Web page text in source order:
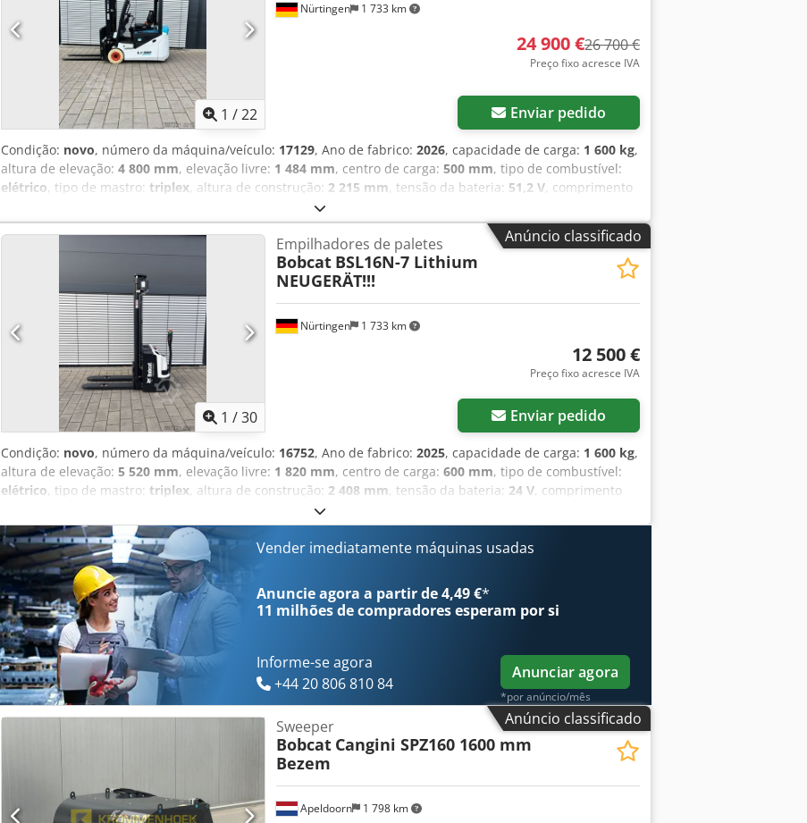
1 /22
Nürtingen 1 733 km
24 900 €26 700 €
Preço fixo acresce IVA
Enviar pedido
Condição: novo, número da máquina/veículo: 17129, Ano de fabrico: 2026, capacidade de carga: 1 600 kg,
altura de elevação: 4 800 mm, elevação livre: 1 484 mm, centro de carga: 500 mm, tipo de combustível:
elétrico, tipo de mastro: triplex, altura de construção: 2 215 mm, tensão da bateria: 51,2 V, comprimento
18x7-8 non marking
non marking, peso total:3 290 kg, 5174830 Número de série: OBA05-000013 Cedszfd Dzopfx Ahlorf
Especificações da bateria: 51,2 V, 277 Ah
Anúncio classificado
1 /30
Nürtingen 1 733 km
Empilhadores de paletes
Bobcat BSL16N-7 Lithium
NEUGERÄT!!!
12 500 €
Preço fixo acresce IVA
Enviar pedido
Condição: novo, número da máquina/veículo: 16752, Ano de fabrico: 2025, capacidade de carga: 1 600 kg,
altura de elevação: 5 520 mm, elevação livre: 1 820 mm, centro de carga: 600 mm, tipo de combustível:
elétrico, tipo de mastro: triplex, altura de construção: 2 408 mm, tensão da bateria: 24 V, comprimento
Tandem
kg, 5041176 Número de série: OBWNE-000719 Crodsx Nk Hyjpfx Ahlsf Especificações da bateria: 24 Volts,
150 Ah
Vender imediatamente máquinas usadas
Anuncie agora a partir de 4,49 €*
11 milhões de compradoresesperam por si
Informe-se agora
+44 20 806 810 84
Anunciar agora
*por anúncio/mês
Anúncio classificado
Apeldoorn 1 798 km
Sweeper
Bobcat Cangini SPZ160 1600 mm
Bezem